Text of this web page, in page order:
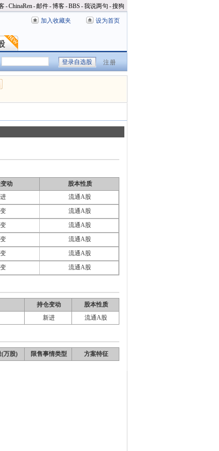
-ChinaRen-邮件-博客-BBS -我说两句 -搜狗
加入收藏夹 设为首页
注册
动
股本性质
流通A股
流通A股
流通A股
流通A股
流通A股
流通A股
持仓变动
股本性质
新进 流通A股
(万股) 限售事情类型 方案特征